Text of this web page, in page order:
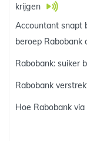
krijgen
Accountant snapt
beroep
Rabobank: suiker
Rabobank
Hoe Rabobank